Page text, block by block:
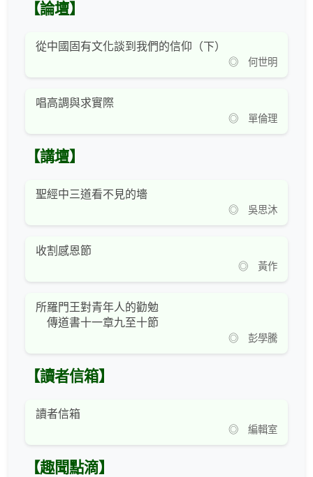
【論壇】
從中國固有文化談到我們的信仰（下）
◎ 何世明
唱高調與求實際
◎ 單倫理
【講壇】
聖經中三道看不見的墻
◎ 吳思沐
收割感恩節
◎ 黃作
所羅門王對青年人的勸勉
傳道書十一章九至十節
◎ 彭學騰
【讀者信箱】
讀者信箱
◎ 編輯室
【趣聞點滴】